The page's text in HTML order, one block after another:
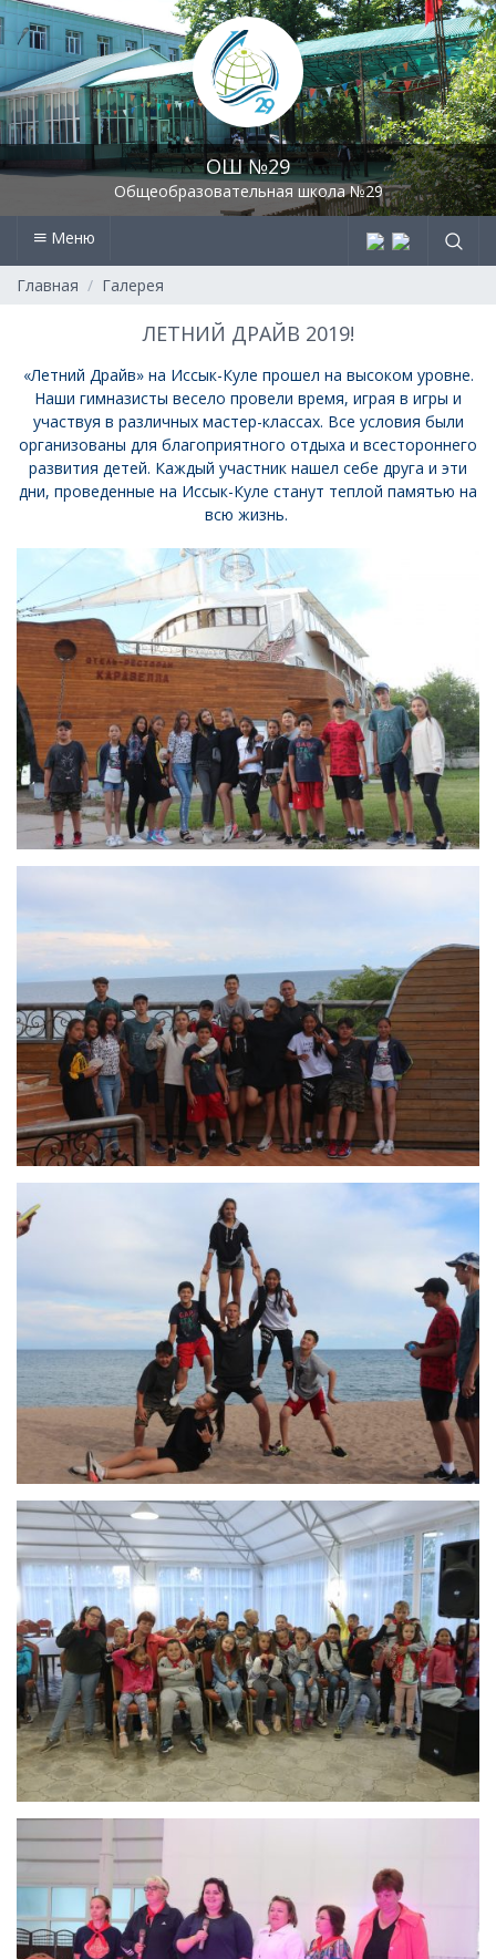
ОШ №29
Общеобразовательная школа №29
Меню
Главная Галерея
ЛЕТНИЙ ДРАЙВ 2019!
«Летний Драйв» на Иссык-Куле прошел на высоком уровне.
Наши гимназисты весело провели время, играя в игры и
участвуя в различных мастер-классах. Все условия были
организованы для благоприятного отдыха и всестороннего
развития детей. Каждый участник нашел себе друга и эти
дни, проведенные на Иссык-Куле станут теплой памятью на
всю жизнь.